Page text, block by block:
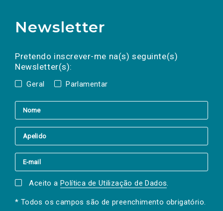
Newsletter
Pretendo inscrever-me na(s) seguinte(s)
Newsletter(s):
Geral Parlamentar
a(s) newsletter(s).
mail
Aceito a Política de Utilização de Dados.
* Todos os campos são de preenchimento obrigatório.